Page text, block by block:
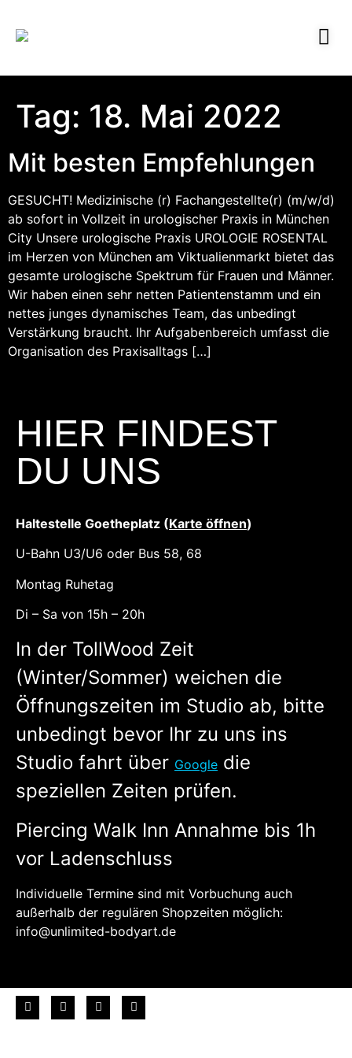
Tag: 18. Mai 2022
Mit besten Empfehlungen
GESUCHT! Medizinische (r) Fachangestellte(r) (m/w/d)
ab sofort in Vollzeit in urologischer Praxis in München
City Unsere urologische Praxis UROLOGIE ROSENTAL
im Herzen von München am Viktualienmarkt bietet das
gesamte urologische Spektrum für Frauen und Männer.
Wir haben einen sehr netten Patientenstamm und ein
nettes junges dynamisches Team, das unbedingt
Verstärkung braucht. Ihr Aufgabenbereich umfasst die
Organisation des Praxisalltags […]
HIER FINDEST
DU UNS
Haltestelle Goetheplatz (Karte öffnen)
U-Bahn U3/U6 oder Bus 58, 68
Montag Ruhetag
Di – Sa von 15h – 20h
In der TollWood Zeit
(Winter/Sommer) weichen die
Öffnungszeiten im Studio ab, bitte
unbedingt bevor Ihr zu uns ins
Studio fahrt über Google die
speziellen Zeiten prüfen.
Piercing Walk Inn Annahme bis 1h
vor Ladenschluss
Individuelle Termine sind mit Vorbuchung auch
außerhalb der regulären Shopzeiten möglich:
info@unlimited-bodyart.de